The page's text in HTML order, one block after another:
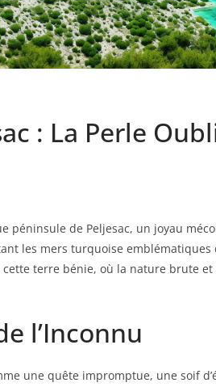
: La Perle
péninsule de Peljesac, un joyau
les mers turquoise emblématiques
terre bénie, où la nature brute
l’Inconnu
une quête impromptue, une soif